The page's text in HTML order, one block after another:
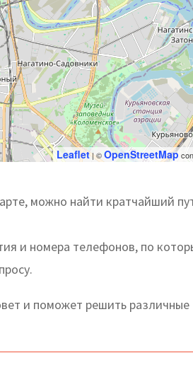
Leaflet| ©OpenStreetMap
можно найти кратчайший
и номера телефонов, по
и поможет решить различные